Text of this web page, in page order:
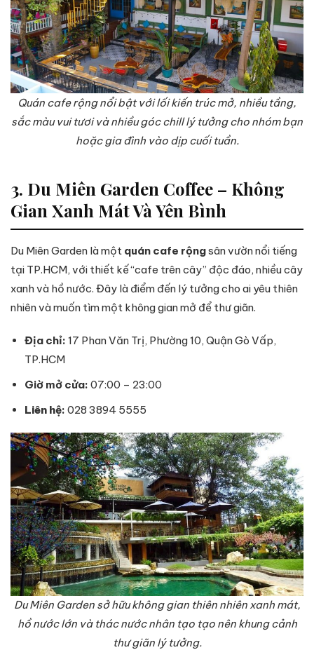
Quán cafe rộng nổi bật với lối kiến trúc mở, nhiều tầng,
sắc màu vui tươi và nhiều góc chill lý tưởng cho nhóm bạn
hoặc gia đình vào dịp cuối tuần.
3. Du Miên Garden Coffee – Không
Gian Xanh Mát Và Yên Bình
Du Miên Garden là một quán cafe rộngsân vườn nổi tiếng
tại TP.HCM, với thiết kế “cafe trên cây” độc đáo, nhiều cây
xanh và hồ nước. Đây là điểm đến lý tưởng cho ai yêu thiên
nhiên và muốn tìm một không gian mở để thư giãn.
Địa chỉ: 17 Phan Văn Trị, Phường 10, Quận Gò Vấp,
TP.HCM
Giờ mở cửa: 07:00 – 23:00
Liên hệ: 028 3894 5555
Du Miên Garden sở hữu không gian thiên nhiên xanh mát,
hồ nước lớn và thác nước nhân tạo tạo nên khung cảnh
thư giãn lý tưởng.